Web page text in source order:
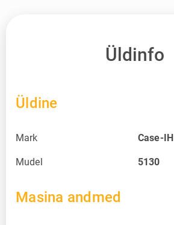
Üldinfo
Üldine
Mark Case-IH
Mudel 5130
Masina andmed